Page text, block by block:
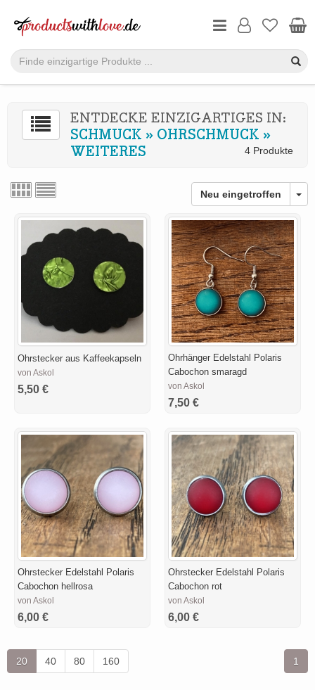
ENTDECKE EINZIGARTIGES IN:
SCHMUCK » OHRSCHMUCK »
WEITERES
4 Produkte
Neu eingetroffen
Ohrstecker aus Kaffeekapseln
von Askol
5,50 €
Ohrhänger Edelstahl Polaris
Cabochon smaragd
von Askol
7,50 €
Ohrstecker Edelstahl Polaris
Cabochon hellrosa
von Askol
6,00 €
Ohrstecker Edelstahl Polaris
Cabochon rot
von Askol
6,00 €
20 40 80 160 1